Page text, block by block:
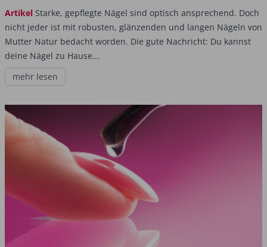
Artikel Starke, gepflegte Nägel sind optisch ansprechend. Doch
nicht jeder ist mit robusten, glänzenden und langen Nägeln von
Mutter Natur bedacht worden. Die gute Nachricht: Du kannst
deine Nägel zu Hause...
mehr lesen